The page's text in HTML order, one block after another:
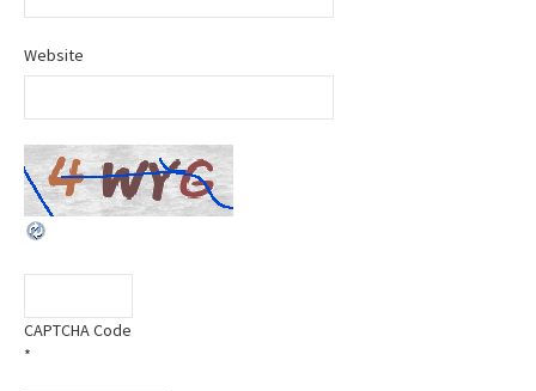
Website
CAPTCHA Code
*